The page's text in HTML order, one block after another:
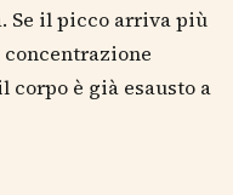
Se il picco arriva più
corpo è già esausto a